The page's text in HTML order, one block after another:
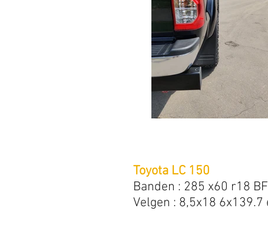
Toyota LC 150
Banden : 285 x60 r18
Velgen : 8,5x18